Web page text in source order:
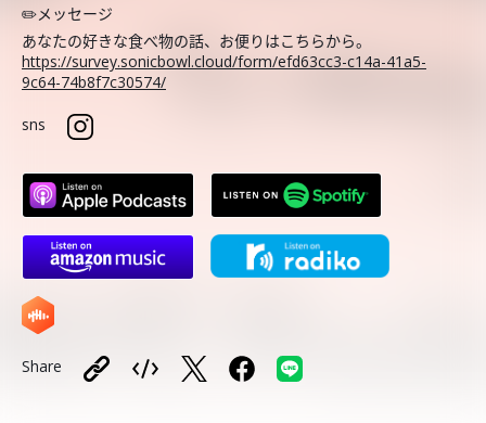
✏️メッセージ
あなたの好きな食べ物の話、お便りはこちらから。
https://survey.sonicbowl.cloud/form/efd63cc3-c14a-41a5-
9c64-74b8f7c30574/
sns
Share